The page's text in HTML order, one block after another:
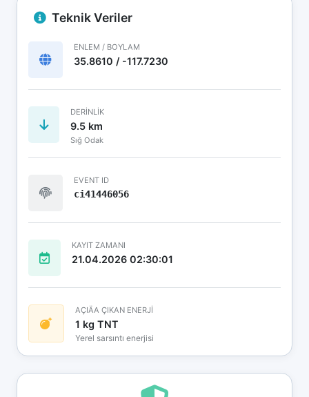
Teknik Veriler
ENLEM / BOYLAM
35.8610 / -117.7230
DERINLIK
9.5 km
Sığ Odak
EVENT ID
ci41446056
KAYIT ZAMANI
21.04.2026 02:30:01
AÇIÄA ÇIKAN ENERJİ
1 kg TNT
Yerel sarsıntı enerjisi